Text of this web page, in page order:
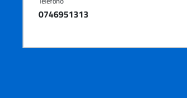
0746951313